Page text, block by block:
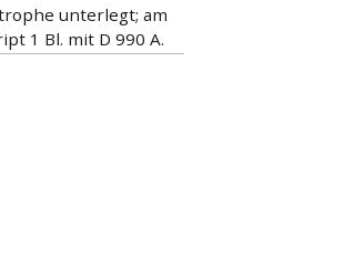
unterlegt; am
1 Bl. mit D 990 A.